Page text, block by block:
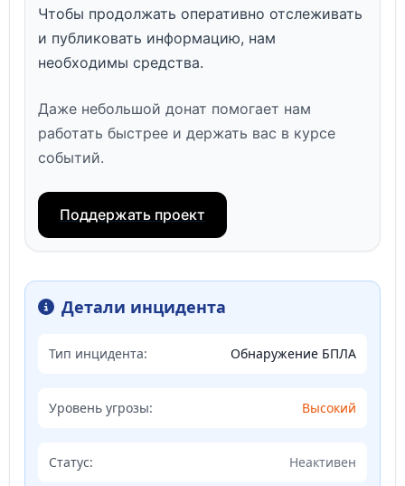
Чтобы продолжать оперативно отслеживать
и публиковать информацию, нам
необходимы средства.
Даже небольшой донат помогает нам
работать быстрее и держать вас в курсе
событий.
Поддержать проект
Детали инцидента
Тип инцидента: Обнаружение БПЛА
Уровень угрозы: Высокий
Статус: Неактивен